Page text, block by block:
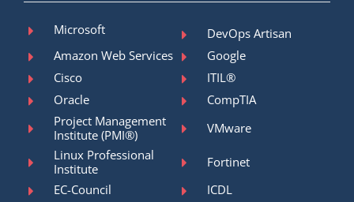
Microsoft
DevOps Artisan
Amazon Web Services
Google
Cisco
ITIL®
Oracle
CompTIA
Project Management
Institute (PMI®)
VMware
Linux Professional
Institute
Fortinet
EC-Council
ICDL